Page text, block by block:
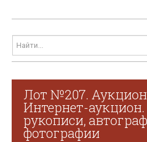
Лот №207.
Интернет-
рукописи,
фотографии